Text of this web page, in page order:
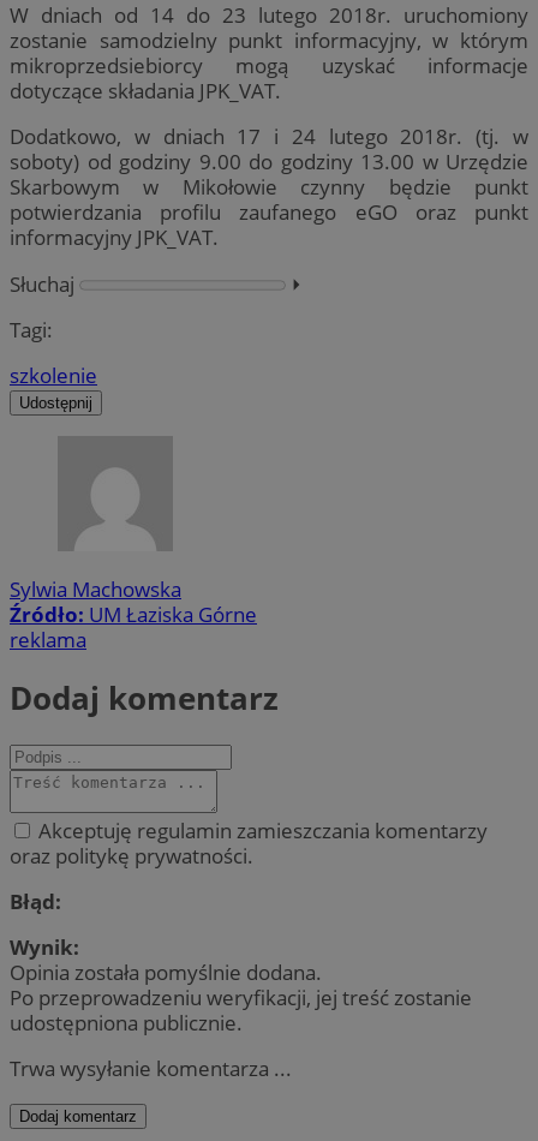
W dniach od 14 do 23 lutego 2018r. uruchomiony
zostanie samodzielny punkt informacyjny, w którym
mikroprzedsiebiorcy mogą uzyskać informacje
dotyczące składania JPK_VAT.
Dodatkowo, w dniach 17 i 24 lutego 2018r. (tj. w
soboty) od godziny 9.00 do godziny 13.00 w Urzędzie
Skarbowym w Mikołowie czynny będzie punkt
potwierdzania profilu zaufanego eGO oraz punkt
informacyjny JPK_VAT.
Słuchaj
⏵︎
Tagi:
szkolenie
Udostępnij
Sylwia Machowska
Źródło: UM Łaziska Górne
reklama
Dodaj komentarz
Akceptuję regulamin zamieszczania komentarzy
oraz politykę prywatności.
Błąd:
Wynik:
Opinia została pomyślnie dodana.
Po przeprowadzeniu weryfikacji, jej treść zostanie
udostępniona publicznie.
Trwa wysyłanie komentarza ...
Dodaj komentarz